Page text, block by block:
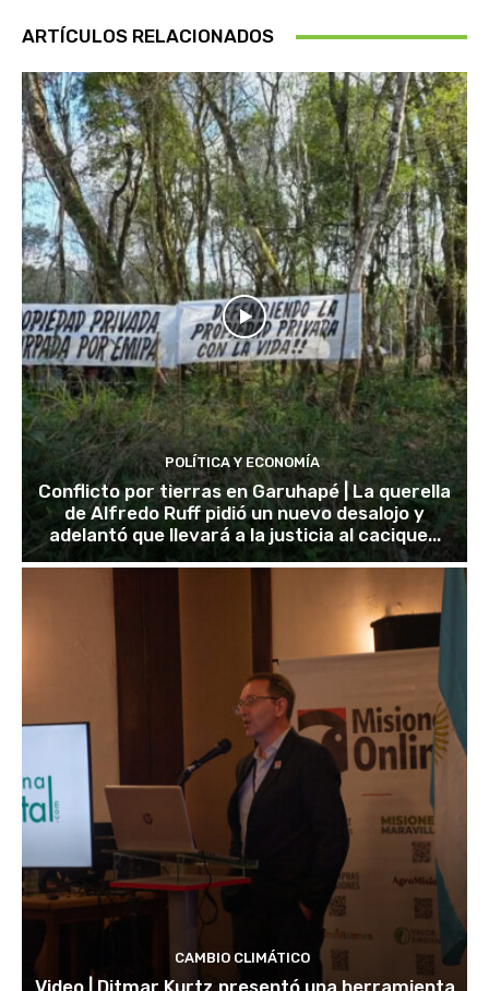
ARTÍCULOS RELACIONADOS
POLÍTICA Y ECONOMÍA
Conflicto por tierras en Garuhapé | La querella
de Alfredo Ruff pidió un nuevo desalojo y
adelantó que llevará a la justicia al cacique...
CAMBIO CLIMÁTICO
Video | Ditmar Kurtz presentó una herramienta